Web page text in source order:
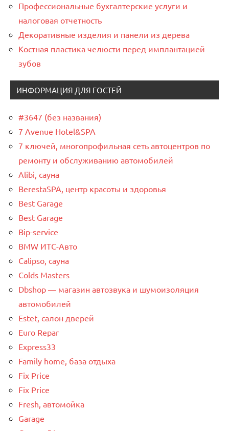
Профессиональные бухгалтерские услуги и
налоговая отчетность
Декоративные изделия и панели из дерева
Костная пластика челюсти перед имплантацией
зубов
ИНФОРМАЦИЯ ДЛЯ ГОСТЕЙ
#3647 (без названия)
7 Avenue Hotel&SPA
7 ключей, многопрофильная сеть автоцентров по
ремонту и обслуживанию автомобилей
Alibi, сауна
BerestaSPA, центр красоты и здоровья
Best Garage
Best Garage
Bip-service
BMW ИТС-Авто
Calipso, сауна
Colds Masters
Dbshop — магазин автозвука и шумоизоляция
автомобилей
Estet, салон дверей
Euro Repar
Express33
Family home, база отдыха
Fix Price
Fix Price
Fresh, автомойка
Garage